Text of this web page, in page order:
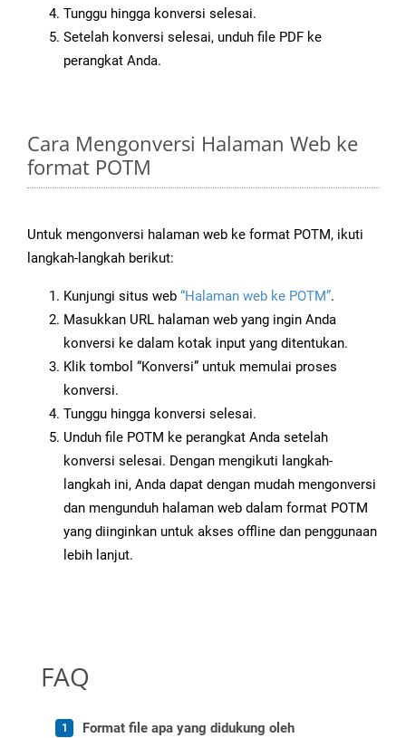
Tunggu hingga konversi selesai.
Setelah konversi selesai, unduh file PDF ke
perangkat Anda.
Cara Mengonversi Halaman Web ke
format POTM
Untuk mengonversi halaman web ke format POTM, ikuti
langkah-langkah berikut:
Kunjungi situs web “Halaman web ke POTM”.
Masukkan URL halaman web yang ingin Anda
konversi ke dalam kotak input yang ditentukan.
Klik tombol “Konversi” untuk memulai proses
konversi.
Tunggu hingga konversi selesai.
Unduh file POTM ke perangkat Anda setelah
konversi selesai. Dengan mengikuti langkah-
langkah ini, Anda dapat dengan mudah mengonversi
dan mengunduh halaman web dalam format POTM
yang diinginkan untuk akses offline dan penggunaan
lebih lanjut.
FAQ
Format file apa yang didukung oleh